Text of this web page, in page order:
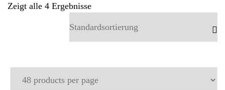
Zeigt alle 4 Ergebnisse